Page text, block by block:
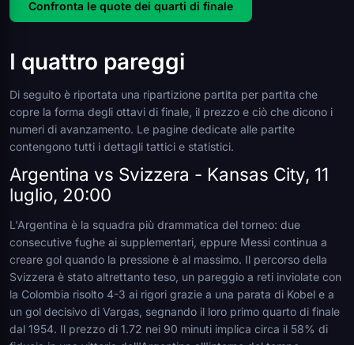
Confronta le quote dei quarti di finale
I quattro pareggi
Di seguito è riportata una ripartizione partita per partita che
copre la forma degli ottavi di finale, il prezzo e ciò che dicono i
numeri di avanzamento. Le pagine dedicate alle partite
contengono tutti i dettagli tattici e statistici.
Argentina vs Svizzera - Kansas City, 11
luglio, 20:00
L'Argentina è la squadra più drammatica del torneo: due
consecutive fughe ai supplementari, eppure Messi continua a
creare gol quando la pressione è al massimo. Il percorso della
Svizzera è stato altrettanto teso, un pareggio a reti inviolate con
la Colombia risolto 4-3 ai rigori grazie a una parata di Kobel e a
un gol decisivo di Vargas, segnando il loro primo quarto di finale
dal 1954. Il prezzo di 1.72 nei 90 minuti implica circa il 58% di